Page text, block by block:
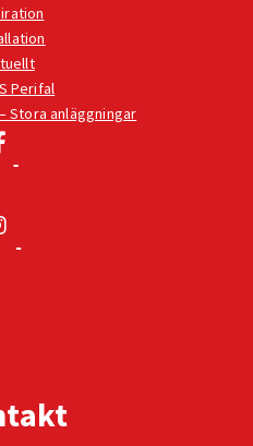
Perifal
Stora anläggningar